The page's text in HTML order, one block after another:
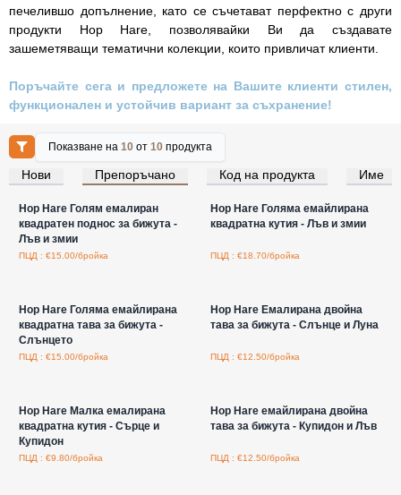
печелившо допълнение, като се съчетават перфектно с други
продукти Hop Hare, позволявайки Ви да създавате
зашеметяващи тематични колекции, които привличат клиенти.
Поръчайте сега и предложете на Вашите клиенти стилен,
функционален и устойчив вариант за съхранение!
Показване на10 от10 продукта
Нови Препоръчано Код на продукта Име
Влезте за цени на едро
Hop Hare Голям емалиран
квадратен поднос за бижута -
Лъв и змии
ПЦД : €15.00/бройка
Влезте за цени на едро
Hop Hare Голяма емайлирана
квадратна кутия - Лъв и змии
ПЦД : €18.70/бройка
Hop Hare Голяма емайлирана
квадратна тава за бижута -
Слънцето
ПЦД : €15.00/бройка
Hop Hare Емалирана двойна
тава за бижута - Слънце и Луна
ПЦД : €12.50/бройка
Hop Hare Малка емалирана
квадратна кутия - Сърце и
Купидон
ПЦД : €9.80/бройка
Hop Hare емайлирана двойна
тава за бижута - Купидон и Лъв
ПЦД : €12.50/бройка